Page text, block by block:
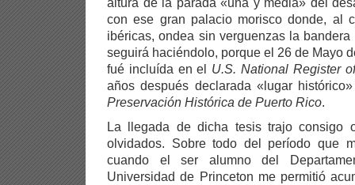
con ese gran palacio morisco donde, al
ibéricas, ondea sin verguenzas la
seguirá haciéndolo, porque el 26 de Mayo
fué incluída en el U.S. National Register
años después declarada «lugar
Preservación Histórica de Puerto Rico.
La llegada de dicha tesis trajo consigo
olvidados. Sobre todo del período que
cuando el ser alumno del
Universidad de Princeton me permitió